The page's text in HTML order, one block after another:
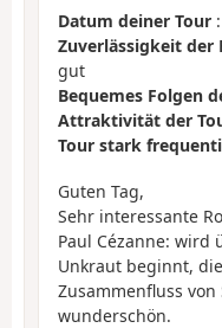
Datum deiner Tour
Zuverlässigkeit der
gut
Bequemes Folgen
Attraktivität der
Tour stark
Guten Tag,
Sehr interessante
Paul Cézanne:
Unkraut beginnt,
Zusammenfluss
wunderschön.